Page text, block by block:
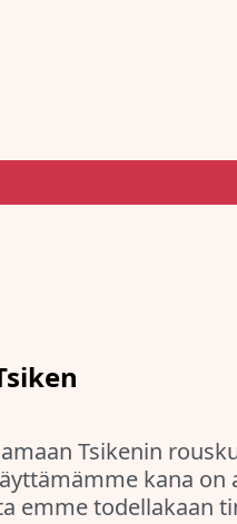
Tsikenin
kana on
emme todellakaan